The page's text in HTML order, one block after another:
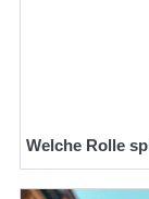
Welche Rolle